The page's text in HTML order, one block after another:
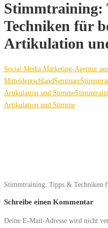
Stimmtraining:
Techniken für
Artikulation
Social Media Marketing-Agentur
MitteldeutschlandSeminare
Artikulation und Stimme
Artikulation und Stimme
Stimmtraining: Tipps & Techniken
Schreibe einen Kommentar
Deine E-Mail-Adresse wird nicht